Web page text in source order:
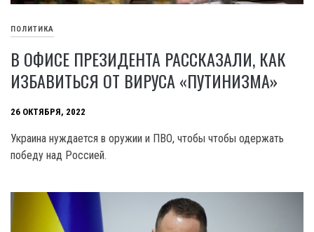
ПОЛИТИКА
В ОФИСЕ ПРЕЗИДЕНТА РАССКАЗАЛИ, КАК
ИЗБАВИТЬСЯ ОТ ВИРУСА «ПУТИНИЗМА»
26 ОКТЯБРЯ, 2022
Украина нуждается в оружии и ПВО, чтобы чтобы одержать
победу над Россией.